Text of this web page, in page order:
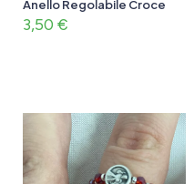
Anello Regolabile Croce
3,50 €